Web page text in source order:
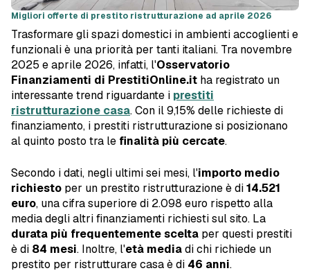
Migliori offerte di prestito ristrutturazione ad aprile 2026
Trasformare gli spazi domestici in ambienti accoglienti e
funzionali è una priorità per tanti italiani. Tra novembre
2025 e aprile 2026, infatti, l'Osservatorio
Finanziamenti di PrestitiOnline.it ha registrato un
interessante trend riguardante i prestiti
ristrutturazione casa. Con il 9,15% delle richieste di
finanziamento, i prestiti ristrutturazione si posizionano
al quinto posto tra le finalità più cercate.
Secondo i dati, negli ultimi sei mesi, l'importo medio
richiesto per un prestito ristrutturazione è di14.521
euro, una cifra superiore di 2.098 euro rispetto alla
media degli altri finanziamenti richiesti sul sito. La
durata più frequentemente scelta per questi prestiti
è di 84 mesi. Inoltre, l'età mediadi chi richiede un
prestito per ristrutturare casa è di 46 anni.